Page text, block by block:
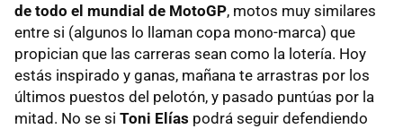
de todo el mundial de MotoGP, motos muy similares
entre si (algunos lo llaman copa mono-marca) que
propician que las carreras sean como la lotería. Hoy
estás inspirado y ganas, mañana te arrastras por los
últimos puestos del pelotón, y pasado puntúas por la
mitad. No se si Toni Elías podrá seguir defendiendo